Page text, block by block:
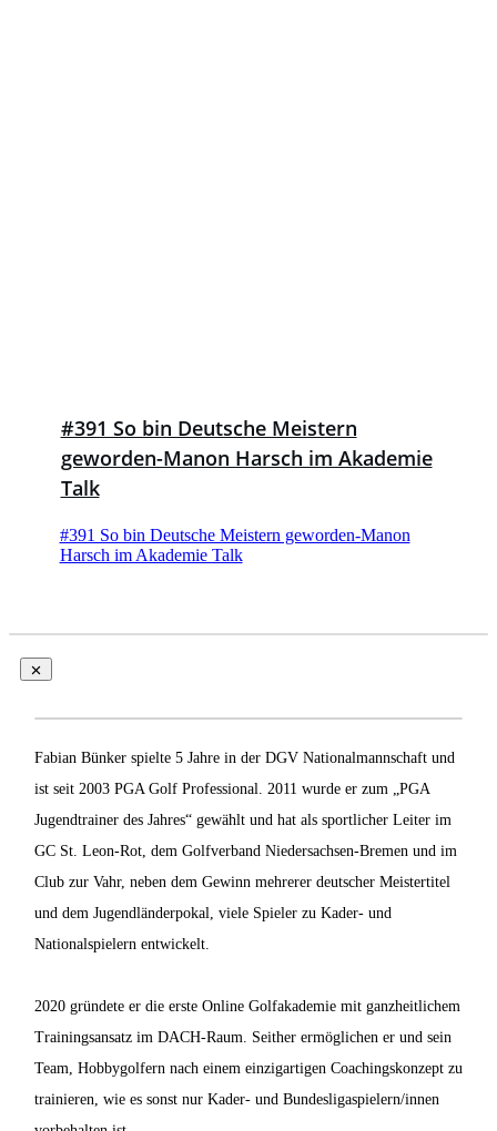
#391 So bin Deutsche Meistern
geworden-Manon Harsch im Akademie
Talk
#391 So bin Deutsche Meistern geworden-Manon
Harsch im Akademie Talk
Fabian Bünker spielte 5 Jahre in der DGV Nationalmannschaft und
ist seit 2003 PGA Golf Professional. 2011 wurde er zum „PGA
Jugendtrainer des Jahres“ gewählt und hat als sportlicher Leiter im
GC St. Leon-Rot, dem Golfverband Niedersachsen-Bremen und im
Club zur Vahr, neben dem Gewinn mehrerer deutscher Meistertitel
und dem Jugendländerpokal, viele Spieler zu Kader- und
Nationalspielern entwickelt.
2020 gründete er die erste Online Golfakademie mit ganzheitlichem
Trainingsansatz im DACH-Raum. Seither ermöglichen er und sein
Team, Hobbygolfern nach einem einzigartigen Coachingskonzept zu
trainieren, wie es sonst nur Kader- und Bundesligaspielern/innen